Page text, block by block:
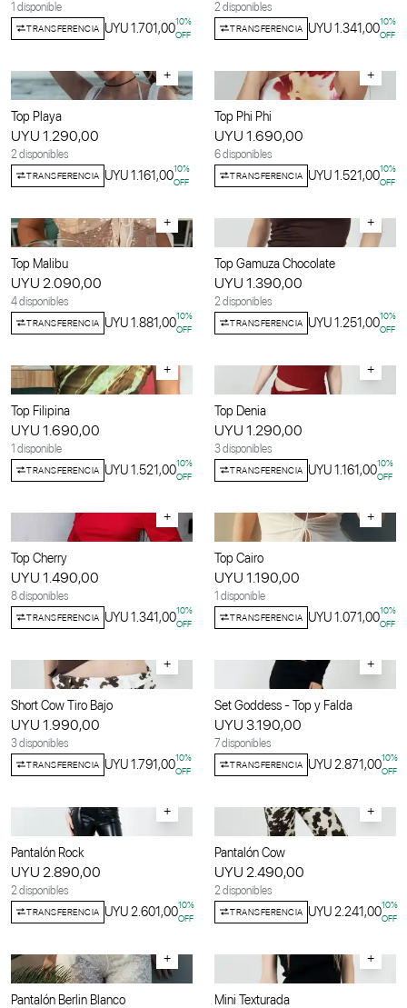
1 disponible
TRANSFERENCIA UYU 1.701,0010%
OFF
2 disponibles
TRANSFERENCIA UYU 1.341,0010%
OFF
+
Top Playa
UYU 1.290,00
2 disponibles
TRANSFERENCIA UYU 1.161,0010%
OFF
+
Top Phi Phi
UYU 1.690,00
6 disponibles
TRANSFERENCIA UYU 1.521,0010%
OFF
+
Top Malibu
UYU 2.090,00
4 disponibles
TRANSFERENCIA UYU 1.881,0010%
OFF
+
Top Gamuza Chocolate
UYU 1.390,00
2 disponibles
TRANSFERENCIA UYU 1.251,0010%
OFF
+
Top Filipina
UYU 1.690,00
1 disponible
TRANSFERENCIA UYU 1.521,0010%
OFF
+
Top Denia
UYU 1.290,00
3 disponibles
TRANSFERENCIA UYU 1.161,0010%
OFF
+
Top Cherry
UYU 1.490,00
8 disponibles
TRANSFERENCIA UYU 1.341,0010%
OFF
+
Top Cairo
UYU 1.190,00
1 disponible
TRANSFERENCIA UYU 1.071,0010%
OFF
+
Short Cow Tiro Bajo
UYU 1.990,00
3 disponibles
TRANSFERENCIA UYU 1.791,0010%
OFF
+
Set Goddess - Top y Falda
UYU 3.190,00
7 disponibles
TRANSFERENCIA UYU 2.871,0010%
OFF
+
Pantalón Rock
UYU 2.890,00
2 disponibles
TRANSFERENCIA UYU 2.601,0010%
OFF
+
Pantalón Cow
UYU 2.490,00
2 disponibles
TRANSFERENCIA UYU 2.241,0010%
OFF
+
Pantalón Berlin Blanco
+
Mini Texturada